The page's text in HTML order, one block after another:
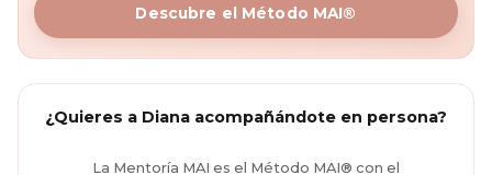
Descubre el Método MAI®
¿Quieres a Diana acompañándote en persona?
La Mentoría MAI es el Método MAI® con el